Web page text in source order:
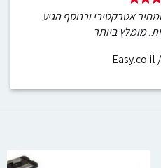
אטרקטיבי ובנוסף הגיע
מומלץ ביותר
/
Easy.co.il